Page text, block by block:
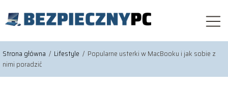
Strona główna / Lifestyle / Popularne usterki w MacBooku i jak sobie z
nimi poradzić